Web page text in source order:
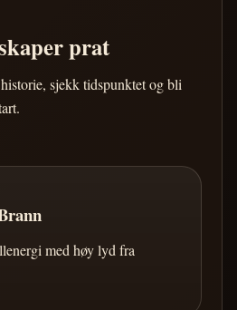
prat
sjekk tidspunktet og bli
med høy lyd fra